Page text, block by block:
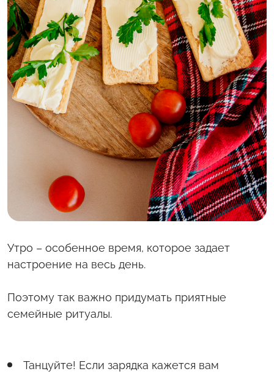
Утро – особенное время, которое задает
настроение на весь день.
Поэтому так важно придумать приятные
семейные ритуалы.
Танцуйте! Если зарядка кажется вам
С полей Алтая
Твоя Пятница